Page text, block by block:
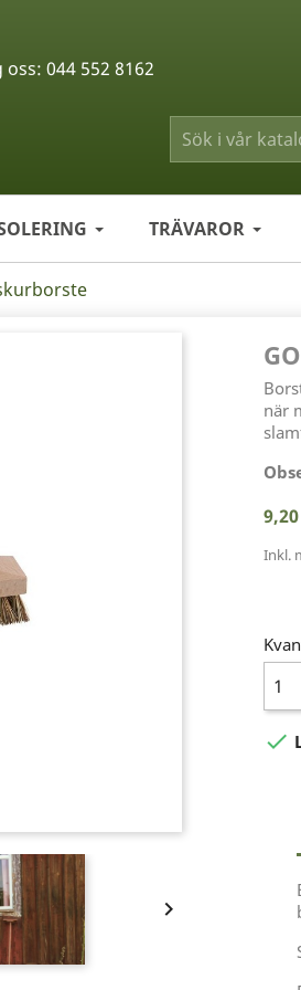
TRÄVAROR
oss: 044 552 8162

när
Inkl.
